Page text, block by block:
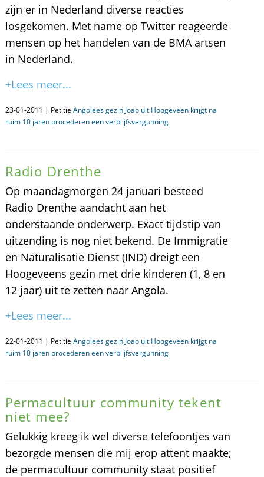
zijn er in Nederland diverse reacties
losgekomen. Met name op Twitter reageerde
mensen op het handelen van de BMA artsen
in Nederland.
+Lees meer...
23-01-2011 | Petitie Angolees gezin Joao uit Hoogeveen krijgt na
ruim 10 jaren procederen een verblijfsvergunning
Radio Drenthe
Op maandagmorgen 24 januari besteed
Radio Drenthe aandacht aan het
onderstaande onderwerp. Exact tijdstip van
uitzending is nog niet bekend. De Immigratie
en Naturalisatie Dienst (IND) dreigt een
Hoogeveens gezin met drie kinderen (1, 8 en
12 jaar) uit te zetten naar Angola.
+Lees meer...
22-01-2011 | Petitie Angolees gezin Joao uit Hoogeveen krijgt na
ruim 10 jaren procederen een verblijfsvergunning
Permacultuur community tekent
niet mee?
Gelukkig kreeg ik wel diverse telefoontjes van
bezorgde mensen die mij erop attent maakte;
de permacultuur community staat positief